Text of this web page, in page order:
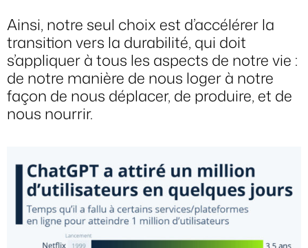
Ainsi, notre seul choix est d’accélérer la
transition vers la durabilité, qui doit
s’appliquer à tous les aspects de notre vie :
de notre manière de nous loger à notre
façon de nous déplacer, de produire, et de
nous nourrir.